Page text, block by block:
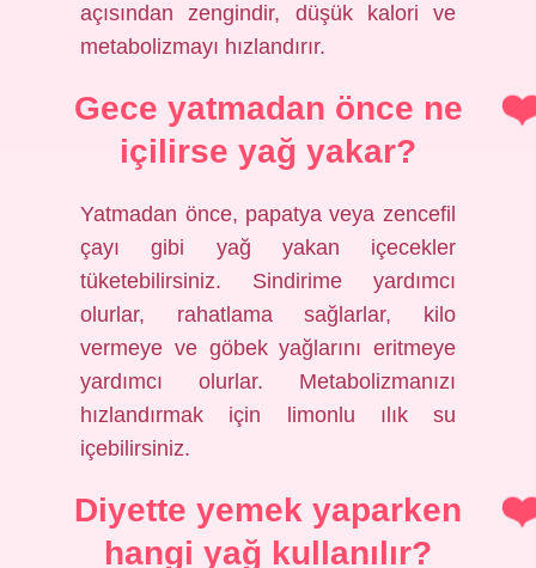
açısından zengindir, düşük kalori ve
metabolizmayı hızlandırır.
Gece yatmadan önce ne
içilirse yağ yakar?
Yatmadan önce, papatya veya zencefil
çayı gibi yağ yakan içecekler
tüketebilirsiniz. Sindirime yardımcı
olurlar, rahatlama sağlarlar, kilo
vermeye ve göbek yağlarını eritmeye
yardımcı olurlar. Metabolizmanızı
hızlandırmak için limonlu ılık su
içebilirsiniz.
Diyette yemek yaparken
hangi yağ kullanılır?